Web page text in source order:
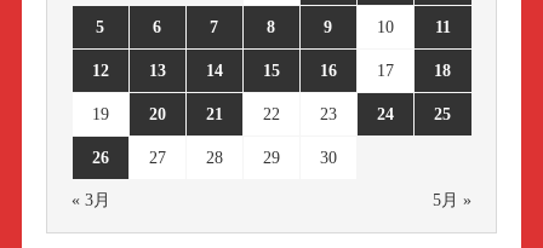
5 6 7 8 9 10 11
12 13 14 15 16 17 18
19 20 21 22 23 24 25
26 27 28 29 30
« 3月 5月 »